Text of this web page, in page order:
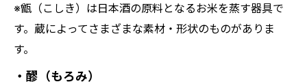
※甑（こしき）は日本酒の原料となるお米を蒸す器具で
す。蔵によってさまざまな素材・形状のものがありま
す。
・醪（もろみ）